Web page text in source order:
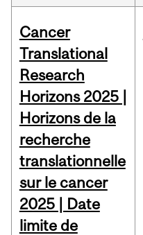
Cancer
Translational
Research
Horizons 2025 |
Horizons de la
recherche
translationnelle
sur le cancer
2025 | Date
limite de